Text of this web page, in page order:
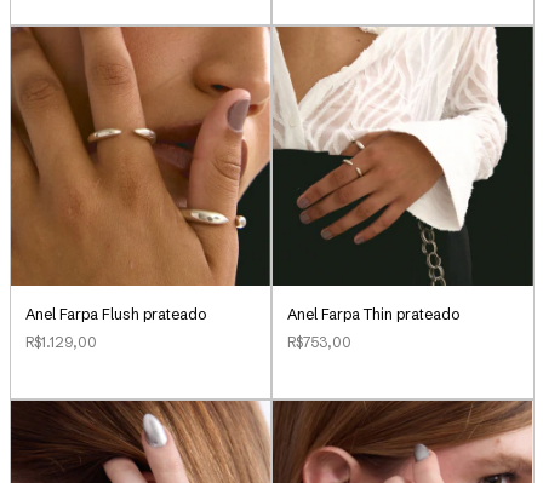
Anel Farpa Flush prateado
R$1.129,00
Anel Farpa Thin prateado
R$753,00